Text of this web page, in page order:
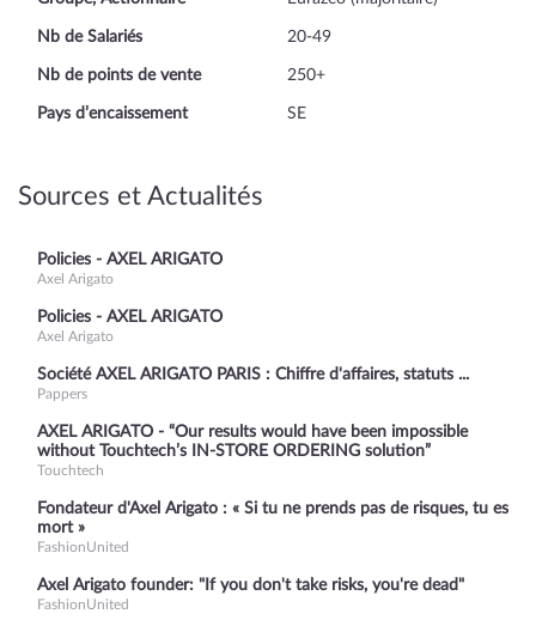
Nb de Salariés 20-49
Nb de points de vente 250+
Pays d’encaissement SE
Sources et Actualités
Policies - AXEL ARIGATO
Axel Arigato
Policies - AXEL ARIGATO
Axel Arigato
Société AXEL ARIGATO PARIS : Chiffre d'affaires, statuts ...
Pappers
AXEL ARIGATO - “Our results would have been impossible
without Touchtech’s IN-STORE ORDERING solution”
Touchtech
Fondateur d'Axel Arigato : « Si tu ne prends pas de risques, tu es
mort »
FashionUnited
Axel Arigato founder: "If you don't take risks, you're dead"
FashionUnited